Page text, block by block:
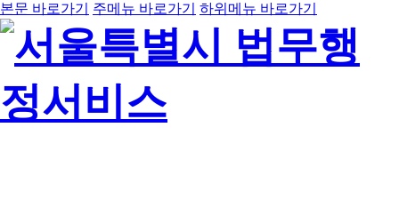
본문 바로가기 주메뉴 바로가기 하위메뉴 바로가기